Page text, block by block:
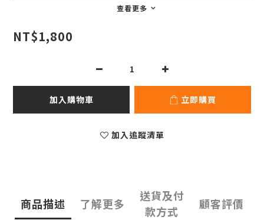
查看更多
NT$1,800
加入購物車 立即購買
加入追蹤清單
商品描述 了解更多
送貨及付
款方式
顧客評價